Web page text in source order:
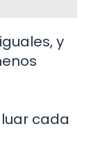
y
cada